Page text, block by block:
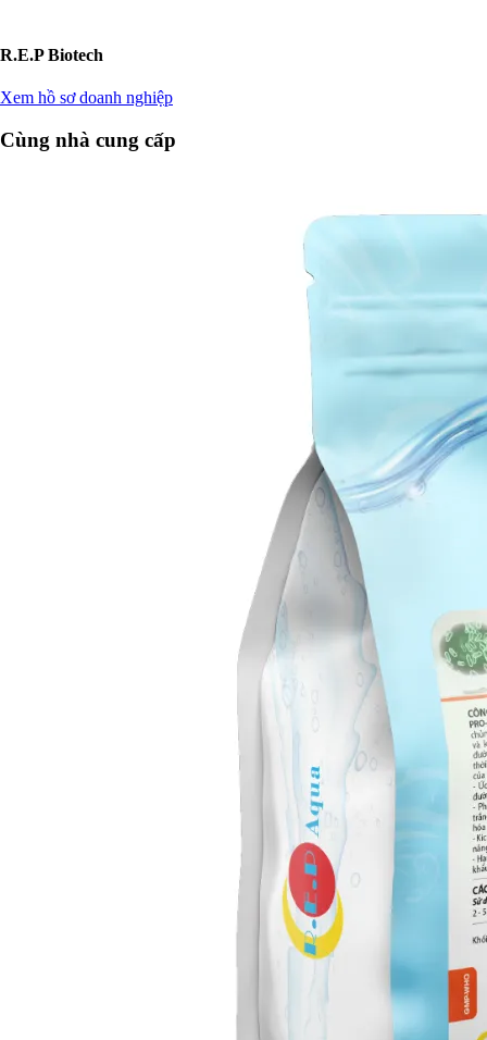
R.E.P Biotech
Xem hồ sơ doanh nghiệp
Cùng nhà cung cấp